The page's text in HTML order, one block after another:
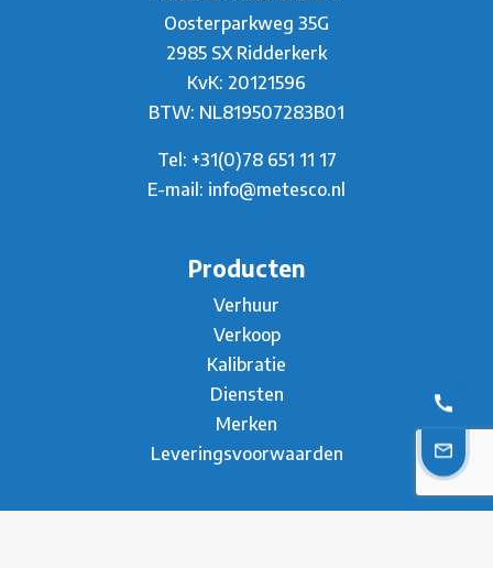
Oosterparkweg 35G
2985 SX Ridderkerk
KvK: 20121596
BTW: NL819507283B01
Tel: +31(0)78 651 11 17
E-mail: info@metesco.nl
Producten
Verhuur
Verkoop
Kalibratie
Diensten
Merken
Leveringsvoorwaarden